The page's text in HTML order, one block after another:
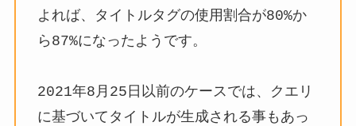
よれば、タイトルタグの使用割合が80%か
ら87%になったようです。
2021年8月25日以前のケースでは、クエリ
に基づいてタイトルが生成される事もあっ